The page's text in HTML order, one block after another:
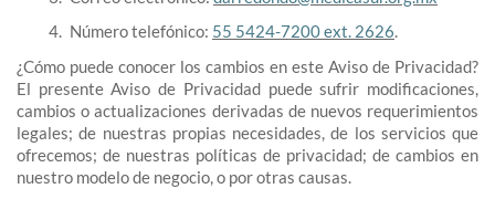
Número telefónico: 55 5424-7200 ext. 2626.
¿Cómo puede conocer los cambios en este Aviso de Privacidad?
El presente Aviso de Privacidad puede sufrir modificaciones,
cambios o actualizaciones derivadas de nuevos requerimientos
legales; de nuestras propias necesidades, de los servicios que
ofrecemos; de nuestras políticas de privacidad; de cambios en
nuestro modelo de negocio, o por otras causas.